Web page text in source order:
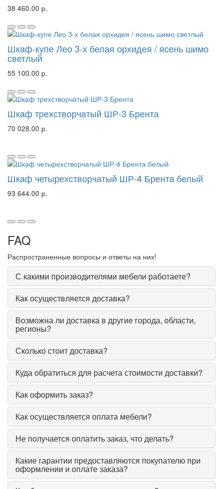
38 460.00 р.
Шкаф-купе Лео 3-х белая орхидея / ясень шимо
светлый
55 100.00 р.
Шкаф трехстворчатый ШР-3 Брента
70 028.00 р.
Шкаф четырехстворчатый ШР-4 Брента белый
93 644.00 р.
FAQ
Распространенные вопросы и ответы на них!
С какими производителями мебели работаете?
Как осуществляется доставка?
Возможна ли доставка в другие города, области,
регионы?
Сколько стоит доставка?
Куда обратиться для расчета стоимости доставки?
Как оформить заказ?
Как осуществляется оплата мебели?
Не получается оплатить заказ, что делать?
Какие гарантии предоставляются покупателю при
оформлении и оплате заказа?